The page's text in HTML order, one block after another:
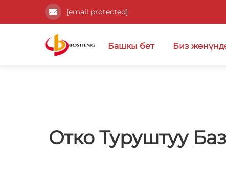
[email protected]
Башкы бет Биз
Отко Туруштуу